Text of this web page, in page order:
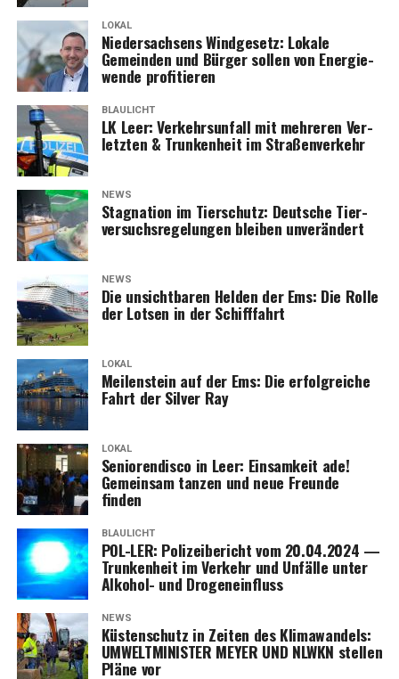
LOKAL
Nie­der­sach­sens Wind­ge­setz: Loka­le
Gemein­den und Bür­ger sol­len von Ener­gie­
wen­de profitieren
BLAULICHT
LK Leer: Ver­kehrs­un­fall mit meh­re­ren Ver­
letz­ten & Trun­ken­heit im Straßenverkehr
NEWS
Sta­gna­ti­on im Tier­schutz: Deut­sche Tier­
ver­suchs­re­ge­lun­gen blei­ben unverändert
NEWS
Die unsicht­ba­ren Hel­den der Ems: Die Rol­le
der Lot­sen in der Schifffahrt
LOKAL
Mei­len­stein auf der Ems: Die erfolg­rei­che
Fahrt der Sil­ver Ray
LOKAL
Senio­ren­dis­co in Leer: Ein­sam­keit ade!
Gemein­sam tan­zen und neue Freun­de
finden
BLAULICHT
POL-LER: Poli­zei­be­richt vom 20.04.2024 —
Trun­ken­heit im Ver­kehr und Unfäl­le unter
Alko­hol- und Drogeneinfluss
NEWS
Küs­ten­schutz in Zei­ten des Kli­ma­wan­dels:
UMWELTMINISTER MEYER UND NLWKN stel­len
Plä­ne vor